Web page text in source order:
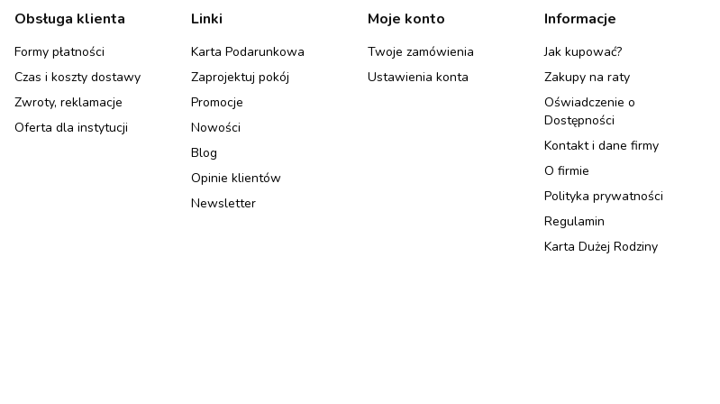
Linki w stopce
Obsługa klienta
Formy płatności
Czas i koszty dostawy
Zwroty, reklamacje
Oferta dla instytucji
Linki
Karta Podarunkowa
Zaprojektuj pokój
Promocje
Nowości
Blog
Opinie klientów
Newsletter
Moje konto
Twoje zamówienia
Ustawienia konta
Informacje
Jak kupować?
Zakupy na raty
Oświadczenie o
Dostępności
Kontakt i dane firmy
O firmie
Polityka prywatności
Regulamin
Karta Dużej Rodziny